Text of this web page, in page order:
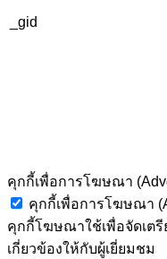
_gid
คุกกี้เพื่อการโฆษณา
คุกกี้เพื่อการโฆษณา
คุกกี้โฆษณาใช้เพื่อจัดเต
เกี่ยวข้องให้กับผู้เยี่ยมชม